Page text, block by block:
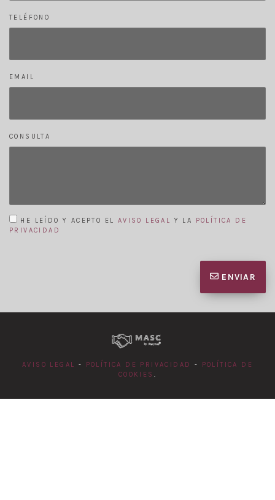
TELÉFONO
EMAIL
CONSULTA
HE LEÍDO Y ACEPTO EL AVISO LEGAL Y LA
POLÍTICA DE
PRIVACIDAD
ENVIAR
AVISO LEGAL - POLÍTICA DE PRIVACIDAD -
POLÍTICA DE
COOKIES .